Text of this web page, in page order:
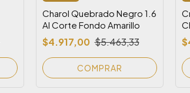
Charol Quebrado Negro 1.6
Al Corte Fondo Amarillo
$4.917,00 $5.463,33